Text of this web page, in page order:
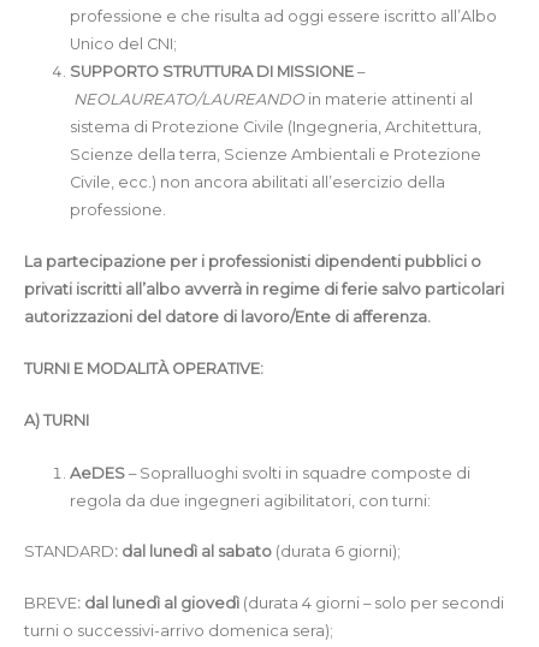
professione e che risulta ad oggi essere iscritto all’Albo
Unico del CNI;
SUPPORTO STRUTTURA DI MISSIONE –
NEOLAUREATO/LAUREANDO in materie attinenti al
sistema di Protezione Civile (Ingegneria, Architettura,
Scienze della terra, Scienze Ambientali e Protezione
Civile, ecc.) non ancora abilitati all’esercizio della
professione.
La partecipazione per i professionisti dipendenti pubblici o
privati iscritti all’albo avverrà in regime di ferie salvo particolari
autorizzazioni del datore di lavoro/Ente di afferenza.
TURNI E MODALITÀ OPERATIVE:
A) TURNI
AeDES – Sopralluoghi svolti in squadre composte di
regola da due ingegneri agibilitatori, con turni:
STANDARD: dal lunedì al sabato (durata 6 giorni);
BREVE: dal lunedì al giovedì (durata 4 giorni – solo per secondi
turni o successivi-arrivo domenica sera);